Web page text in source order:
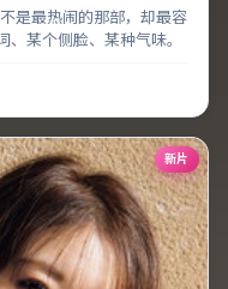
是最热闹的那部，却最容
某个侧脸、某种气味。
新片